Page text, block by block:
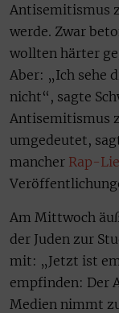
Antisemitismus
werde. Zwar
wollten härter
Aber: „Ich sehe
nicht“, sagte
Antisemitismus
umgedeutet,
mancher Rap-
Am Mittwoch
der Juden zur
mit: „Jetzt ist
empfinden: Der
Medien nimmt